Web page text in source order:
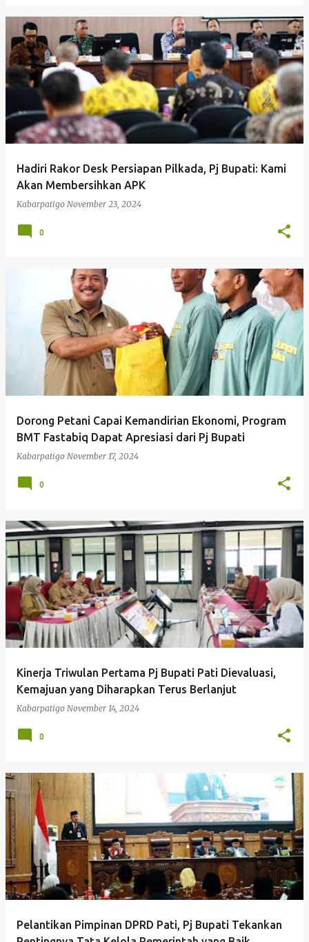
Hadiri Rakor Desk Persiapan Pilkada, Pj Bupati: Kami
Akan Membersihkan APK
Kabarpatigo November 23, 2024
0
Dorong Petani Capai Kemandirian Ekonomi, Program
BMT Fastabiq Dapat Apresiasi dari Pj Bupati
Kabarpatigo November 17, 2024
0
Kinerja Triwulan Pertama Pj Bupati Pati Dievaluasi,
Kemajuan yang Diharapkan Terus Berlanjut
Kabarpatigo November 14, 2024
0
Pelantikan Pimpinan DPRD Pati, Pj Bupati Tekankan